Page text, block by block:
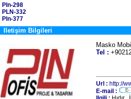
Pln-298
PLN-332
Pln-377
Iletişim Bilgileri
Masko
Tel :
Url : http://
E-mail :